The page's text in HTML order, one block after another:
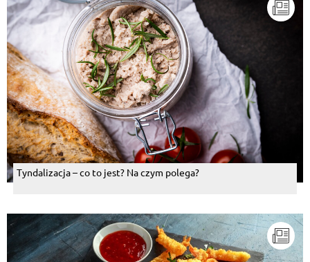
Tyndalizacja – co to jest? Na czym polega?